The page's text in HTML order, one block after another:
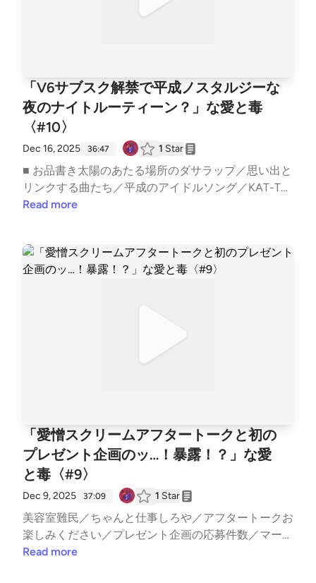
──────────────── ▼ あなたの「ちょっと聞い
でお寄せください。 ──────────────── ▼ 公式
HPhttps://aitodoku.com ▼ SNS番組公式X: https://tw
itter.com/snack_aitodokuゆきママX: https://twitter.c
om/nara_deer18ゆきママInstagram: https://www.inst
agram.com/nara_deer18ゆきママTikTok: https://www.
tiktok.com/@nara_deer18 ▼ note番組公式: https://no
te.com/snack_ai_to_doku/ゆきママ: https://note.co
m/nara_deer18/収録後の裏話やアフタートーク、ママ
の本音は番組公式noteにてひっそり公開中！ ハッシ
おります。
「V6サブスク解禁で平成ノスタルジーな
夜のナイトルーティーン？」な愛と毒
〈#10〉
Dec 16, 2025 36:47 1 Star
■ お品書き太陽のあたる場所のダサラップ／思い出と
リンクする曲たち／平成のアイドルソング／KAT-TU
Nの海賊盤／10年ぶりに連絡した友人／現代アイドル
く？〜━━━━━━━━━━━━━━━━━━━━━
■ オーディオドラマ企画 #Imagistreamオーディオコ
─────────── ▼ あなたの「ちょっと聞いてよ」
なお便りを募集中！Googleフォーム: https://forms.gl
tps://aitodoku.com ▼ SNS番組公式X: https://twitter.
com/snack_aitodokuゆきママX: https://twitter.com/n
ara_deer18ゆきママInstagram: https://www.instagra
m.com/nara_deer18ゆきママTikTok: https://www.tikt
ok.com/@nara_deer18 ▼ note番組公式: https://note.
com/snack_ai_to_doku/ゆきママ: https://note.com/na
ra_deer18/収録後の裏話やアフタートーク、ママの本
音は番組公式noteにてひっそり公開中！ ハッシュタ
グ #あいどく でお口直しのご感想もお待ちしており
Read more
「愛憎スクリームアフタートークと初の
プレゼント企画のッ…！暴露！？」な愛
と毒〈#9〉
Dec 9, 2025 37:09 1 Star
美容室難民／ちゃんと仕事しろや／アフタートークお
楽しみください／プレゼント企画の応募件数／マーケ
ティングの難しさetc..━━━━━━━━━━━━━━
Read more